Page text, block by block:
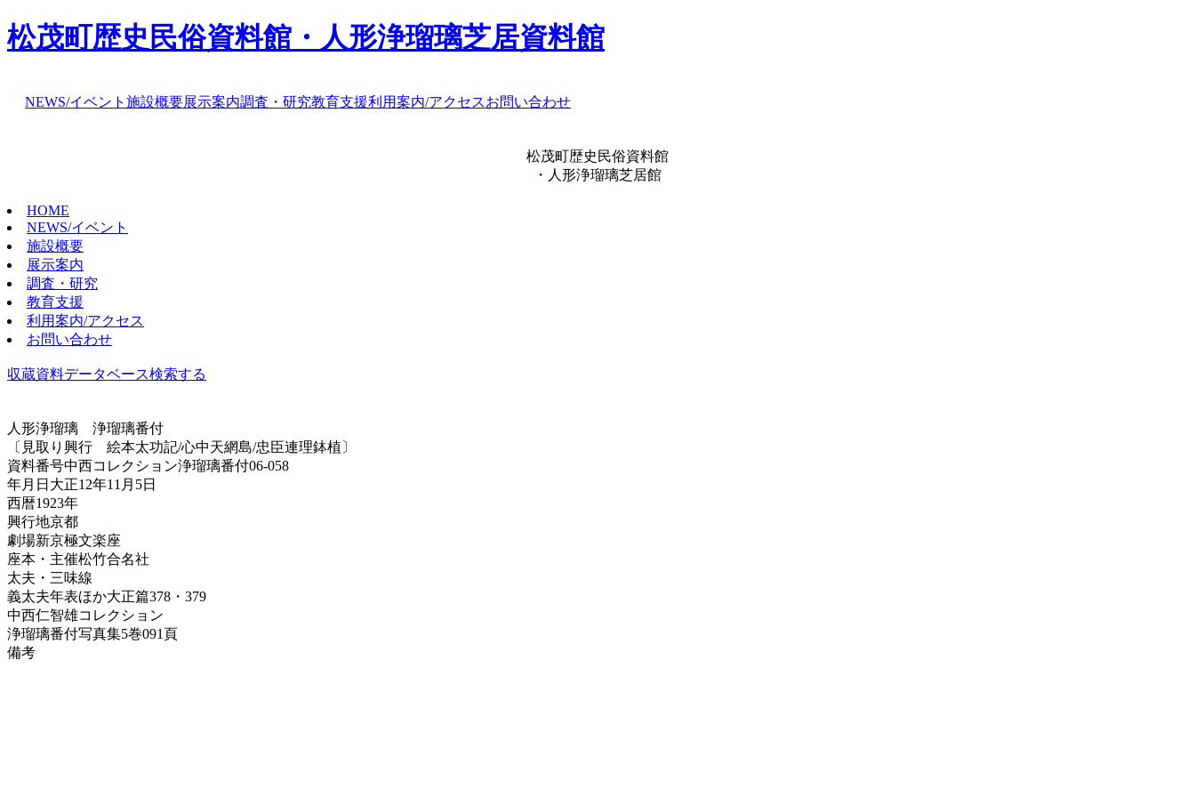
松茂町歴史民俗資料館・人形浄瑠璃芝居資料館
NEWS/イベント 施設概要展示案内調査・研究教育支援利用案内/アクセスお問い合わせ
松茂町歴史民俗資料館
・人形浄瑠璃芝居館
HOME
NEWS/イベント
施設概要
展示案内
調査・研究
教育支援
利用案内/アクセス
お問い合わせ
収蔵資料データベース検索する
人形浄瑠璃 浄瑠璃番付
〔見取り興行 絵本太功記/心中天網島/忠臣連理鉢植〕
資料番号中西コレクション浄瑠璃番付06-058
年月日 大正12年11月5日
西暦1923年
興行地京都
劇場新京極文楽座
座本・主催松竹合名社
太夫・三味線
義太夫年表ほか大正篇378・379
中西仁智雄コレクション
浄瑠璃番付写真集5巻091頁
備考